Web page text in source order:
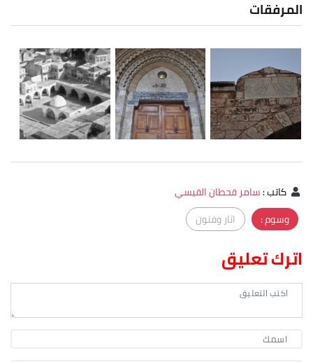
المرفقات
كاتب:سامر قحطان القيسي
وسوم :
اثار وفنون
اترك تعليق